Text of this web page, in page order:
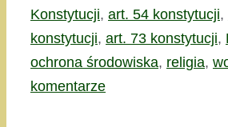
Konstytucji, art. 54 konstytucji,
konstytucji, art. 73 konstytucji,
ochrona środowiska, religia,
komentarze